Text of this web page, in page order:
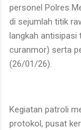
personel Polres
di sejumlah titik
langkah
curanmor) serta
(26/01/26).
Kegiatan patroli
protokol, pusat